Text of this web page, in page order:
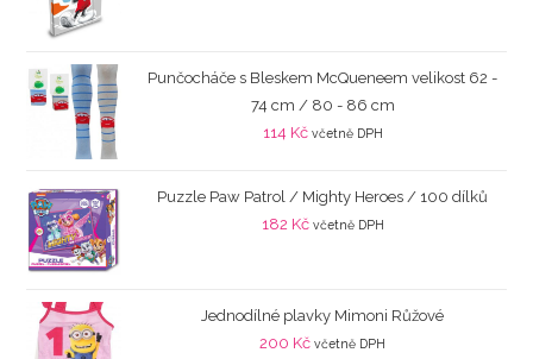
Punčocháče s Bleskem McQueneem velikost 62 -
74 cm / 80 - 86 cm
114 Kč včetně DPH
Puzzle Paw Patrol / Mighty Heroes / 100 dílků
182 Kč včetně DPH
Jednodílné plavky Mimoni Růžové
200 Kč včetně DPH